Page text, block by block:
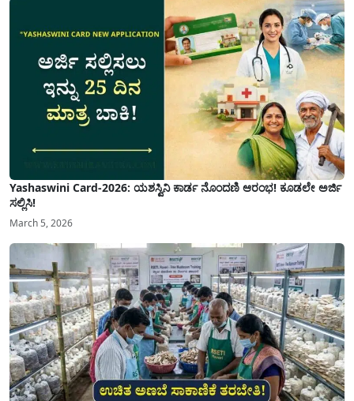
Yashaswini Card-2026: ಯಶಸ್ವಿನಿ ಕಾರ್ಡ ನೊಂದಣಿ ಆರಂಭ! ಕೂಡಲೇ ಅರ್ಜಿ
ಸಲ್ಲಿಸಿ!
March 5, 2026